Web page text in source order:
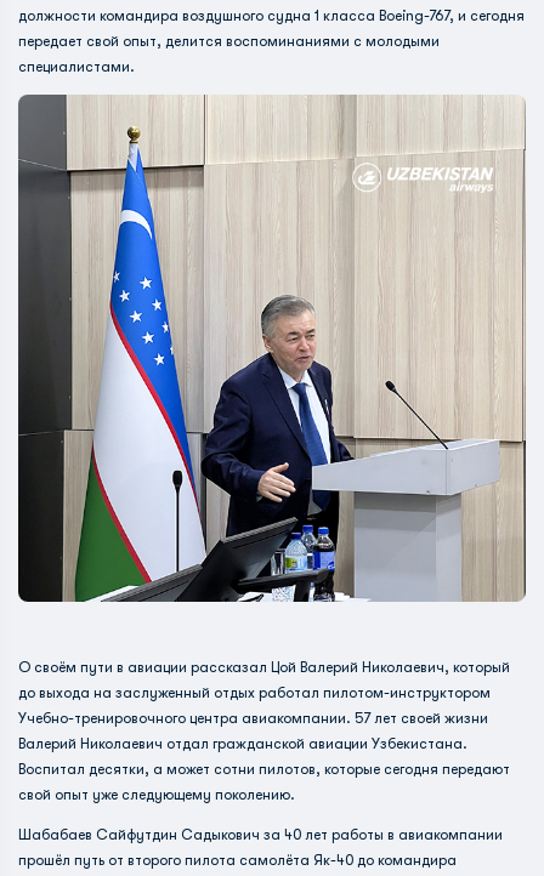
должности командира воздушного судна 1 класса Boeing-767, и сегодня
передает свой опыт, делится воспоминаниями с молодыми
специалистами.
О своём пути в авиации рассказал Цой Валерий Николаевич, который
до выхода на заслуженный отдых работал пилотом-инструктором
Учебно-тренировочного центра авиакомпании. 57 лет своей жизни
Валерий Николаевич отдал гражданской авиации Узбекистана.
Воспитал десятки, а может сотни пилотов, которые сегодня передают
свой опыт уже следующему поколению.
Шабабаев Сайфутдин Садыкович за 40 лет работы в авиакомпании
прошёл путь от второго пилота самолёта Як-40 до командира